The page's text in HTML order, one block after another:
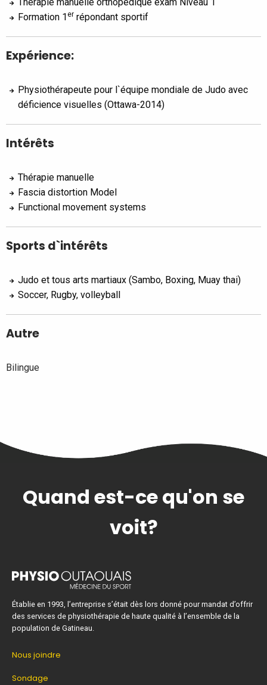
Formation 1 er répondant sportif
Expérience:
Physiothérapeute pour l`équipe mondiale de Judo avec
déficience visuelles (Ottawa-2014)
Intérêts
Thérapie manuelle
Fascia distortion Model
Functional movement systems
Sports d`intérêts
Judo et tous arts martiaux (Sambo, Boxing, Muay thai)
Soccer, Rugby, volleyball
Autre
Bilingue
Quand est-ce qu'on se
voit?
Établie en 1993, l’entreprise s’était dès lors donné pour mandat d’offrir
des services de physiothérapie de haute qualité à l’ensemble de la
population de Gatineau.
Nous joindre
Sondage